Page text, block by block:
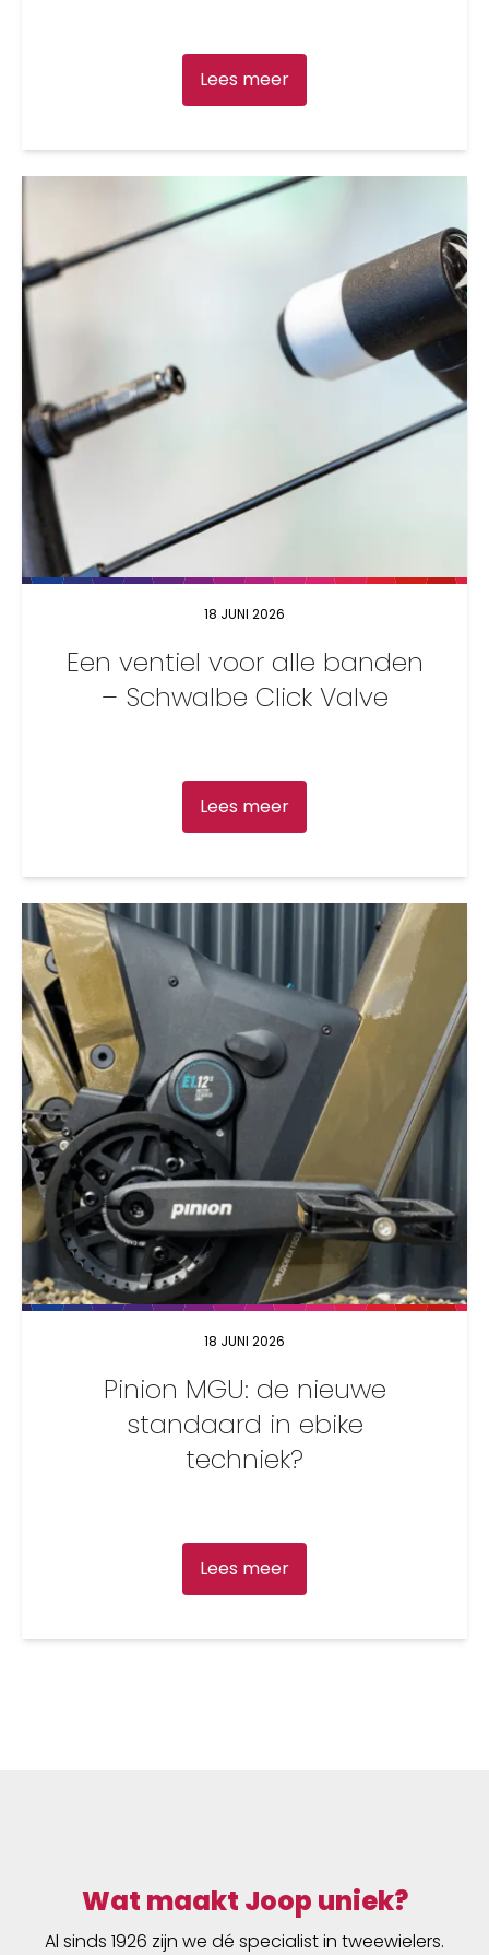
Lees meer
18 JUNI 2026
Een ventiel voor alle banden
– Schwalbe Click Valve
Lees meer
18 JUNI 2026
Pinion MGU: de nieuwe
standaard in ebike
techniek?
Lees meer
Wat maakt Joop uniek?
Al sinds 1926 zijn we dé specialist in tweewielers.